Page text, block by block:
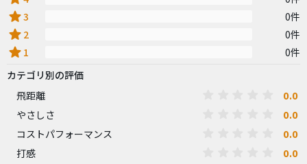
star3 0件
star 2 0件
star 1
0件
カテゴリ別の評価
飛距離
0.0
やさしさ 0.0
コストパフォーマンス 0.0
打感 0.0